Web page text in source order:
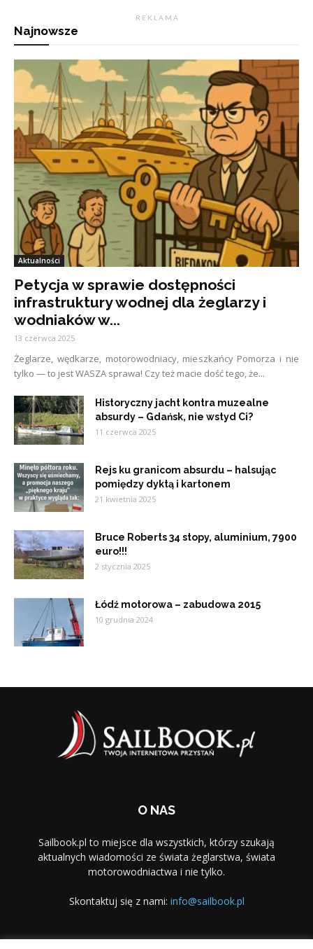
R E K L A M A
Najnowsze
Aktualności
Petycja w sprawie dostępności
infrastruktury wodnej dla żeglarzy i
wodniaków w...
13 czerwca 2025
Żeglarze, wędkarze, motorowodniacy, mieszkańcy Pomorza i nie
tylko — to jest WASZA sprawa! Czy też macie dość tego, że...
Historyczny jacht kontra muzealne
absurdy – Gdańsk, nie wstyd Ci?
11 czerwca 2025
Rejs ku granicom absurdu – halsując
pomiędzy dyktą i kartonem
21 kwietnia 2025
Bruce Roberts 34 stopy, aluminium, 7900
euro!!!
2 stycznia 2025
Łódź motorowa – zabudowa 2015
10 grudnia 2024
O NAS
Sailbook.pl to miejsce dla wszystkich, którzy szukają
aktualnych wiadomości ze świata żeglarstwa, świata
motorowodniactwa i nie tylko.
Skontaktuj się z nami: info@sailbook.pl